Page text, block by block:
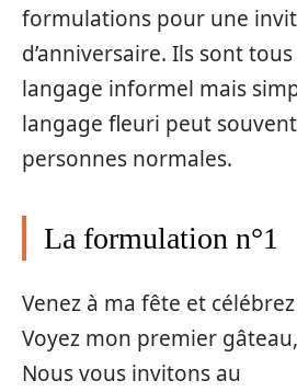
formulations pour une
d’anniversaire. Ils sont
langage informel mais
langage fleuri peut
personnes normales.
La formulation n°1
Venez à ma fête et
Voyez mon premier
Nous vous invitons au